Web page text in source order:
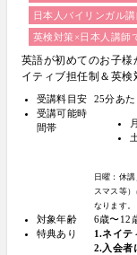
日本人バイリンガル
英検対策×日本人講師
英語が初めてのお子
イティブ担任制＆英
技能本格英会話『
受講料目安
25分あ
受講可能時
間帯
日曜：休
スマス等
なります。
対象年齢
6歳〜12
特典あり
1.ネイテ
2.入会者